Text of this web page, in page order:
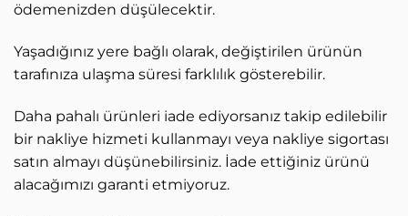
ödemenizden düşülecektir.
Yaşadığınız yere bağlı olarak, değiştirilen ürünün
tarafınıza ulaşma süresi farklılık gösterebilir.
Daha pahalı ürünleri iade ediyorsanız takip edilebilir
bir nakliye hizmeti kullanmayı veya nakliye sigortası
satın almayı düşünebilirsiniz. İade ettiğiniz ürünü
alacağımızı garanti etmiyoruz.